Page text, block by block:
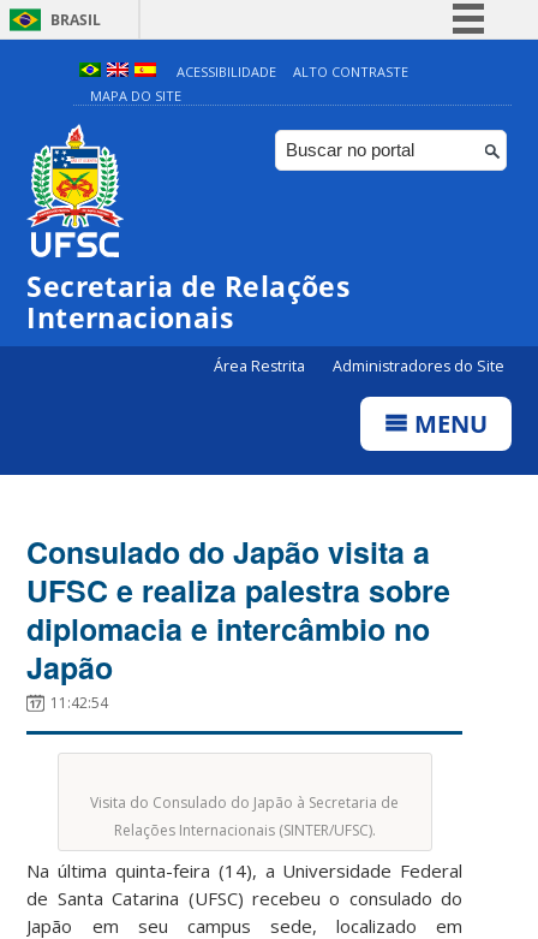
BRASIL
Simplifique!
Comunica BR
Participe
ACESSIBILIDADE
ALTO CONTRASTE
MAPA DO SITE
Secretaria de Relações
Internacionais
Área Restrita Administradores do Site
MENU
Consulado do Japão visita a
UFSC e realiza palestra sobre
diplomacia e intercâmbio no
Japão
11:42:54
Visita do Consulado do Japão à Secretaria de
Relações Internacionais (SINTER/UFSC).
Na última quinta-feira (14), a Universidade Federal
de Santa Catarina (UFSC) recebeu o consulado do
Japão em seu campus sede, localizado em